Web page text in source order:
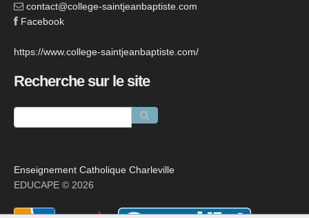
contact@college-saintjeanbaptiste.com
Facebook
https://www.college-saintjeanbaptiste.com/
Recherche sur le site
Enseignement Catholique Charleville
EDUCAPE © 2026